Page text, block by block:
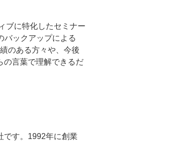
ブに特化したセミナー
ックアップによる
のある方々や、今後
の言葉で理解できるだ
です。1992年に創業